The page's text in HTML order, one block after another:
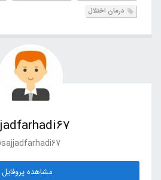
درمان اختلال
مشاهده پروفایل